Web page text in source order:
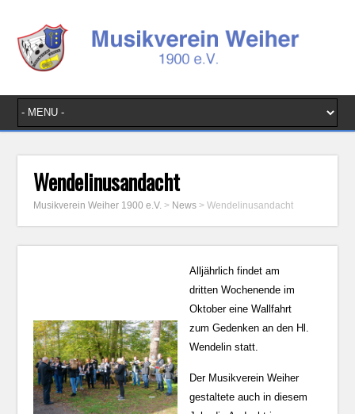
Wendelinusandacht
Musikverein Weiher 1900 e.V. > News >Wendelinusandacht
Alljährlich findet am
dritten Wochenende im
Oktober eine Wallfahrt
zum Gedenken an den Hl.
Wendelin statt.
Der Musikverein Weiher
gestaltete auch in diesem